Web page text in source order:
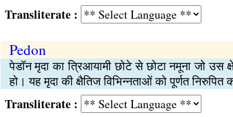
Transliterate :
Pedon
पेडॉन मृदा का त्रिआयामी छोटे से छोटा नमूना जो
हो। यह मृदा की क्षैतिज विभिन्‍नताओं को पूर्णत निरुपित
Transliterate :